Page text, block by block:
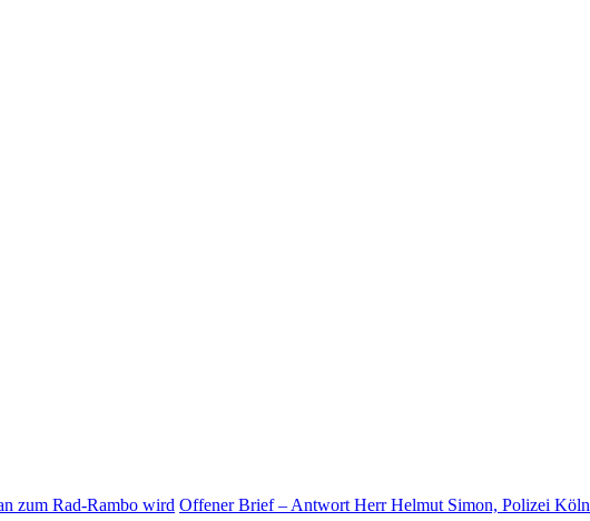
zum Rad-Rambo wird Offener Brief – Antwort Herr Helmut Simon, Polizei Köln